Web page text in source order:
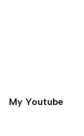
My Youtube